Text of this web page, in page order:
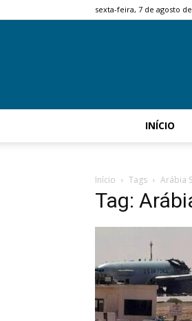
sexta-feira, 7 de agosto de
INÍCIO
Início Tags Arábia
Tag: